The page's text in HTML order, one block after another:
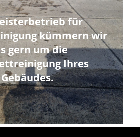
für
kümmern wir
gern um die
Ihres
Gebäudes.